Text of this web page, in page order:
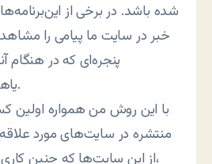
شده باشد. در برخی از
خبر در سایت ما پیامی را
پنجره‌ای که در هنگام
یاهومسنجرمان می‌بینیم.
با این روش من همواره اولین
منتشره در سایت‌های مورد
از این سایت‌ها که جنین کاری برایتان انجام می‌دهد،